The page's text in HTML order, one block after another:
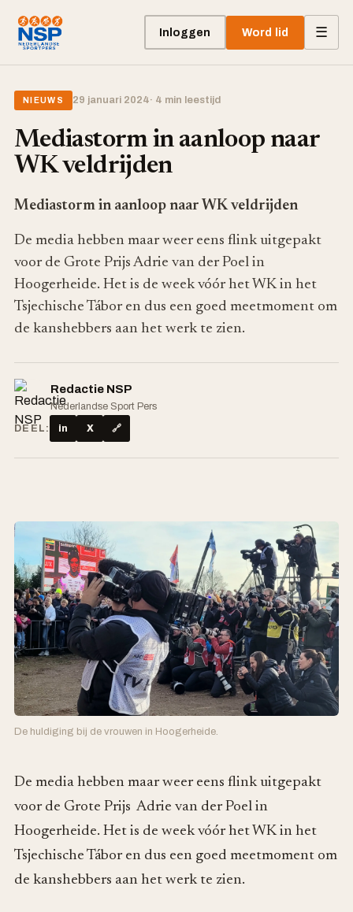
Inloggen Word lid ☰
NIEUWS 29 januari 2024· 4 min leestijd
Mediastorm in aanloop naar
WK veldrijden
Mediastorm in aanloop naar WK veldrijden
De media hebben maar weer eens flink uitgepakt
voor de Grote Prijs Adrie van der Poel in
Hoogerheide. Het is de week vóór het WK in het
Tsjechische Tábor en dus een goed meetmoment om
de kanshebbers aan het werk te zien.
Redactie NSP
Nederlandse Sport Pers
DEEL:
in X 🔗
De huldiging bij de vrouwen in Hoogerheide.
De media hebben maar weer eens flink uitgepakt
voor de Grote Prijs Adrie van der Poel in
Hoogerheide. Het is de week vóór het WK in het
Tsjechische Tábor en dus een goed meetmoment om
de kanshebbers aan het werk te zien.